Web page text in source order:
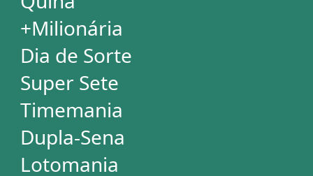
Timemania
Dupla-Sena
Lotomania
Super Sete
PowerBall
Mega Millions
EuroMillions